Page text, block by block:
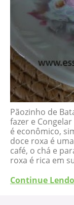
Pãozinho de
fazer e
é econômico,
doce roxa é
café, o chá e
roxa é rica em
Continue